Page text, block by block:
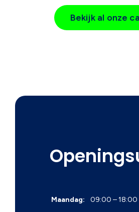
Bekijk al onze
Maandag:
09:00 – 18:00